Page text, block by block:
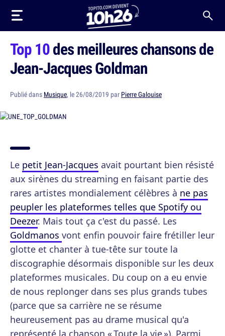
Top 10des meilleures chansons de
Jean-Jacques Goldman
Publié dans Musique, le 26/08/2019 par Pierre Galouise
Le petit Jean-Jacques avait pourtant bien résisté
aux sirènes du streaming en faisant partie des
rares artistes mondialement célèbres à ne pas
peupler les plateformes telles que Spotify ou
Deezer. Mais tout ça c'est du passé. Les
Goldmanos vont enfin pouvoir faire frétiller leur
glotte et chanter à tue-tête sur toute la
discographie désormais disponible sur les deux
plateformes musicales. Du coup on a eu envie
de nous replonger dans ses plus grands tubes
(parce que sa carrière ne se résume
heureusement pas au drame musical qu'a
représenté la chanson « Toute la vie »). Parmi